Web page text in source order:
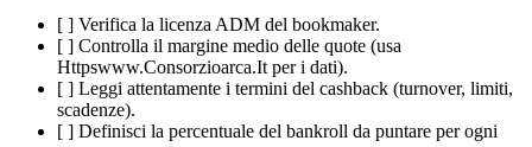
[ ] Verifica la licenza ADM del bookmaker.
[ ] Controlla il margine medio delle quote (usa
Httpswww.Consorzioarca.It per i dati).
[ ] Leggi attentamente i termini del cashback (turnover, limiti,
scadenze).
[ ] Definisci la percentuale del bankroll da puntare per ogni